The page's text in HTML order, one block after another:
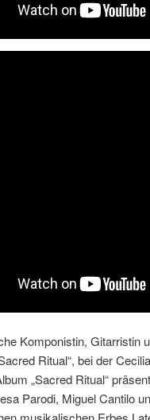
Komponistin, Gitarristin
Ritual“, bei der
„Sacred Ritual“
Parodi, Miguel Cantilo